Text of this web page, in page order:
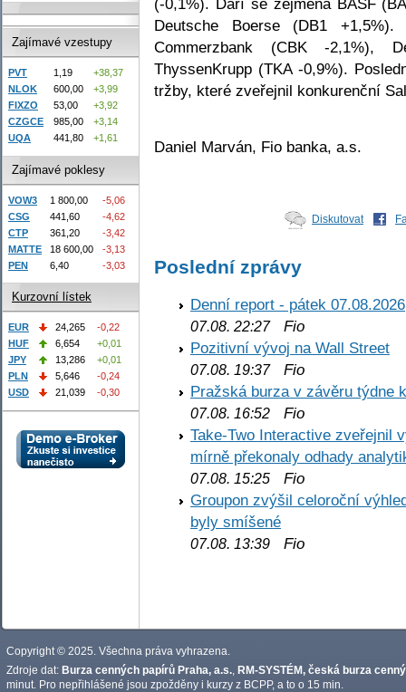
Deutsche Boerse (DB1
Commerzbank (CBK -2,1%),
ThyssenKrupp (TKA -0,9%).
tržby, které zveřejnil konkurenční
Daniel Marván, Fio banka, a.s.
Diskutovat
Poslední zprávy
Denní report - pátek 07.08.2026
07.08. 22:27Fio
Pozitivní vývoj na Wall Street
07.08. 19:37Fio
Pražská burza v závěru týdne
07.08. 16:52 Fio
Take-Two Interactive zveřejnil
mírně překonaly odhady
07.08. 15:25 Fio
Groupon zvýšil celoroční
byly smíšené
07.08. 13:39 Fio
Zajímavé vzestupy
PVT 1,19
+38,37
NLOK
600,00
+3,99
FIXZO
53,00
+3,92
CZGCE
985,00
+3,14
UQA
441,80 +1,61
Zajímavé poklesy
VOW3 1 800,00
-5,06
CSG
441,60
-4,62
CTP
361,20
-3,42
MATTE
18 600,00
-3,13
PEN
6,40 -3,03
Kurzovní lístek
EUR 24,265
-0,22
HUF
6,654
+0,01
JPY
13,286
+0,01
PLN
5,646
-0,24
USD
21,039 -0,30
Copyright © 2025. Všechna práva vyhrazena.
Zdroje dat: Burza cenných papírů Praha, a.s. RM-SYSTÉM, česká burza
minut. Pro nepřihlášené jsou zpožděny i kurzy z BCPP, a to o 15 min.